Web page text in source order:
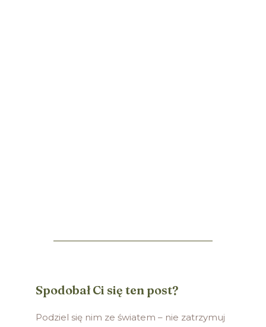
Spodobał Ci się ten post?
Podziel się nim ze światem – nie zatrzymuj